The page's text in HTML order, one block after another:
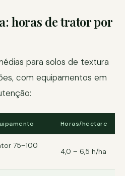
horas de trator por
para solos de textura
com equipamentos em
Horas/hectare
75–100
4,0 – 6,5 h/ha